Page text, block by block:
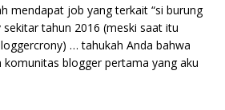
mendapat job yang terkait “si burung
tahun 2016 (meski saat itu
… tahukah Anda bahwa
komunitas blogger pertama yang aku